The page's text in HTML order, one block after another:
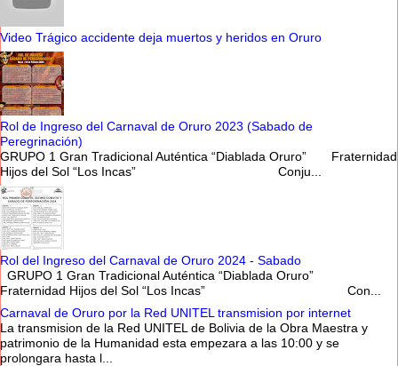
Video Trágico accidente deja muertos y heridos en Oruro
Rol de Ingreso del Carnaval de Oruro 2023 (Sabado de
Peregrinación)
GRUPO 1 Gran Tradicional Auténtica “Diablada Oruro” Fraternidad
Hijos del Sol “Los Incas” Conju...
Rol del Ingreso del Carnaval de Oruro 2024 - Sabado
GRUPO 1 Gran Tradicional Auténtica “Diablada Oruro”
Fraternidad Hijos del Sol “Los Incas” Con...
Carnaval de Oruro por la Red UNITEL transmision por internet
La transmision de la Red UNITEL de Bolivia de la Obra Maestra y
patrimonio de la Humanidad esta empezara a las 10:00 y se
prolongara hasta l...